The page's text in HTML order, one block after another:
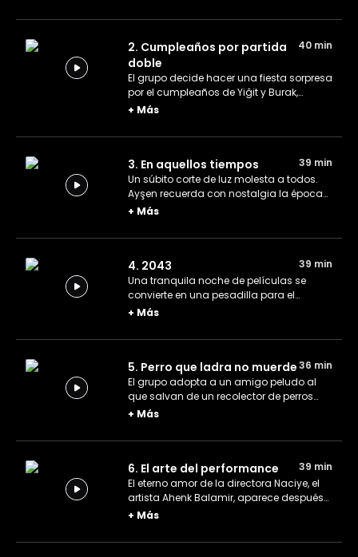
crédito a la historia de que este singular
2. Cumpleaños por partida
doble
40 min
El grupo decide hacer una fiesta sorpresa
por el cumpleaños de Yiğit y Burak,
teniendo invitados inesperados y
acontecimiento que nunca olvidarán.
+ Más
3. En aquellos tiempos
39 min
Un súbito corte de luz molesta a todos.
Ayşen recuerda con nostalgia la época
sin tecnología, por lo que el grupo le hace
+ Más
4. 2043
39 min
Una tranquila noche de películas se
convierte en una pesadilla para el
equipo, ya que se intoxican con
2043.
+ Más
5. Perro que ladra no muerde36 min
El grupo adopta a un amigo peludo al
que salvan de un recolector de perros
callejeros, pero hay un pequeño
perros.
+ Más
6. El arte del performance
39 min
El eterno amor de la directora Naciye, el
artista Ahenk Balamir, aparece después
de muchos años. Luego de comerse el
equipo corre peligro de ser expulsado.
+ Más